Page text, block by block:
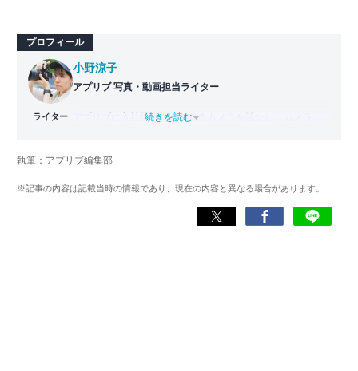
プロフィール
ライター
小野涼子
アプリブ 写真・動画担当ライター
アプリブに入社後、趣味であるカメラを活かし、カメラや
「誰でも本格的にアプリを使いこなせるようになるコンテ
...続きを読む
執筆：アプリブ編集部
※記事の内容は記載当時の情報であり、現在の内容と異なる場合があります。